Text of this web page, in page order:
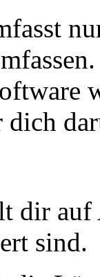
dir
sind.